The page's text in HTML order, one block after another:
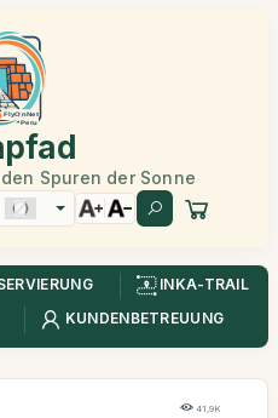
Spuren der Sonne
INKA-TRAIL
KUNDENBETREUUNG
41,9K